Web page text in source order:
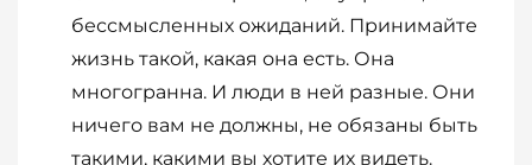
бессмысленных ожиданий. Принимайте
жизнь такой, какая она есть. Она
многогранна. И люди в ней разные. Они
ничего вам не должны, не обязаны быть
такими, какими вы хотите их видеть.